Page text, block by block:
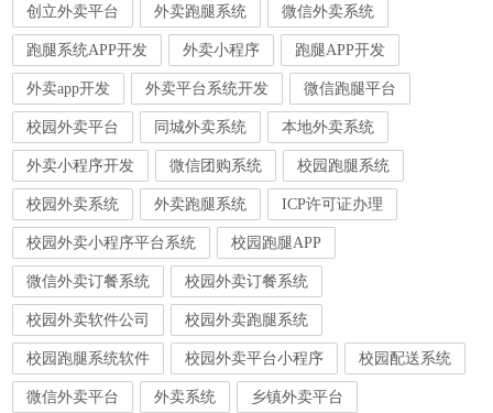
创立外卖平台 外卖跑腿系统 微信外卖系统
跑腿系统APP开发 外卖小程序 跑腿APP开发
外卖app开发 外卖平台系统开发 微信跑腿平台
校园外卖平台 同城外卖系统 本地外卖系统
外卖小程序开发 微信团购系统 校园跑腿系统
校园外卖系统 外卖跑腿系统 ICP许可证办理
校园外卖小程序平台系统 校园跑腿APP
微信外卖订餐系统 校园外卖订餐系统
校园外卖软件公司 校园外卖跑腿系统
校园跑腿系统软件 校园外卖平台小程序 校园配送系统
微信外卖平台 外卖系统 乡镇外卖平台